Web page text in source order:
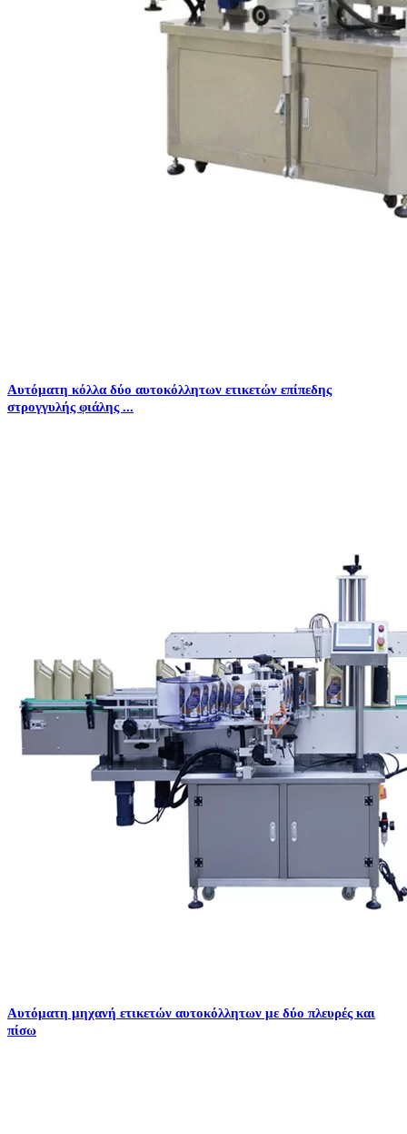
Αυτόματη κόλλα δύο αυτοκόλλητων ετικετών επίπεδης
στρογγυλής φιάλης ...
Αυτόματη μηχανή ετικετών αυτοκόλλητων με δύο πλευρές και
πίσω